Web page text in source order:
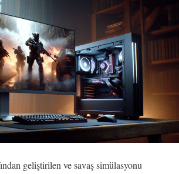
geliştirilen ve savaş simülasyonu